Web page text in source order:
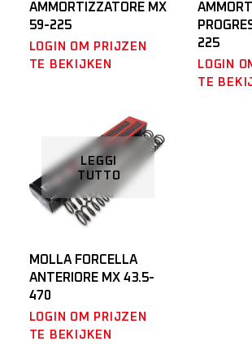
AMMORTIZZATORE MX
59-225
LOGIN OM PRIJZEN
TE BEKIJKEN
225
LOGIN
TE
LEGGI
TUTTO
MOLLA FORCELLA
ANTERIORE MX 43.5-
470
LOGIN OM PRIJZEN
TE BEKIJKEN